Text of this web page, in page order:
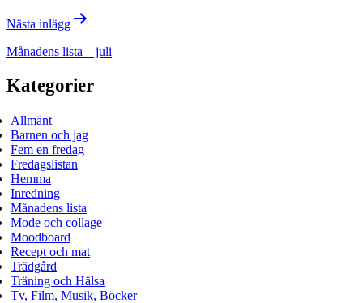
Nästa inlägg
Månadens lista – juli
Kategorier
Allmänt
Barnen och jag
Fem en fredag
Fredagslistan
Hemma
Inredning
Månadens lista
Mode och collage
Moodboard
Recept och mat
Trädgård
Träning och Hälsa
Tv, Film, Musik, Böcker